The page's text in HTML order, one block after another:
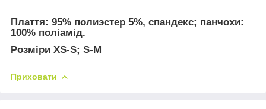
Плаття: 95% полиэстер 5%, спандекс; панчохи:
100% поліамід.
Розміри XS-S; S-M
Приховати